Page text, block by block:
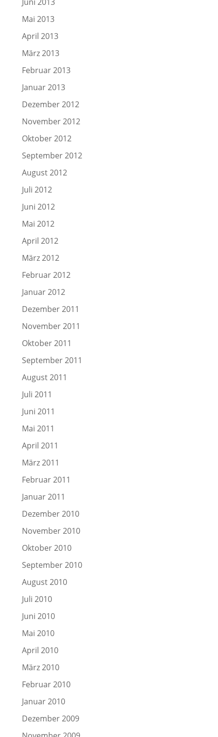
Mai 2013
April 2013
März 2013
Februar 2013
Januar 2013
Dezember 2012
November 2012
Oktober 2012
September 2012
August 2012
Juli 2012
Juni 2012
Mai 2012
April 2012
März 2012
Februar 2012
Januar 2012
Dezember 2011
November 2011
Oktober 2011
September 2011
August 2011
Juli 2011
Juni 2011
Mai 2011
April 2011
März 2011
Februar 2011
Januar 2011
Dezember 2010
November 2010
Oktober 2010
September 2010
August 2010
Juli 2010
Juni 2010
Mai 2010
April 2010
März 2010
Februar 2010
Januar 2010
Dezember 2009